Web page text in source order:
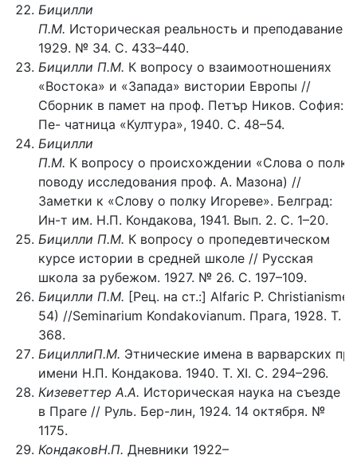
Бицилли
П.М. Историческая реальность и
1929. № 34. С. 433–440.
Бицилли П.М. К вопросу о взаимоотношениях
«Востока» и «Запада» вистории Европы //
Сборник в памет на проф. Петър Ников. София:
Пе- чатница «Култура», 1940. С. 48–54.
Бицилли
П.М. К вопросу о происхождении «Слова о
поводу исследования проф. А. Мазона) //
Заметки к «Слову о полку Игореве». Белград:
Ин-т им. Н.П. Кондакова, 1941. Вып. 2. С. 1–20.
Бицилли П.М. К вопросу о пропедевтическом
курсе истории в средней школе // Русская
школа за рубежом. 1927. № 26. С. 197–109.
Бицилли П.М. [Рец. на ст.:] Alfaric P.
54) //Seminarium Kondakovianum. Прага, 1928. Т.
368.
БициллиП.М. Этнические имена в варварских
имени Н.П. Кондакова. 1940. Т. XI. С. 294–296.
Кизеветтер А.А. Историческая наука на съезде
в Праге // Руль. Бер-лин, 1924. 14 октября. №
1175.
КондаковН.П. Дневники 1922–